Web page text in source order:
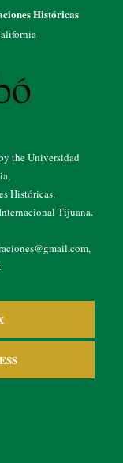
Históricas
the Universidad
Históricas.
Tijuana.